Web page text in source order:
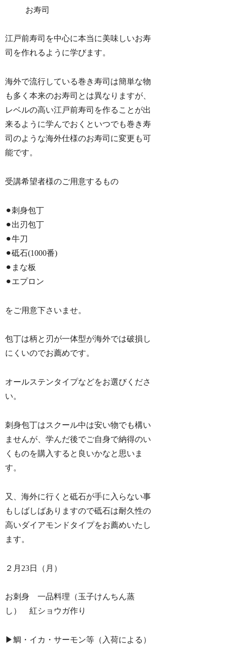
お寿司
江戸前寿司を中心に本当に美味しいお寿
司を作れるように学びます。
海外で流行している巻き寿司は簡単な物
も多く本来のお寿司とは異なりますが、
レベルの高い江戸前寿司を作ることが出
来るように学んでおくといつでも巻き寿
司のような海外仕様のお寿司に変更も可
能です。
受講希望者様のご用意するもの
⚫︎刺身包丁
⚫︎出刃包丁
⚫︎牛刀
⚫︎砥石(1000番)
⚫︎まな板
⚫︎エプロン
をご用意下さいませ。
包丁は柄と刃が一体型が海外では破損し
にくいのでお薦めです。
オールステンタイプなどをお選びくださ
い。
刺身包丁はスクール中は安い物でも構い
ませんが、学んだ後でご自身で納得のい
くものを購入すると良いかなと思いま
す。
又、海外に行くと砥石が手に入らない事
もしばしばありますので砥石は耐久性の
高いダイアモンドタイプをお薦めいたし
ます。
２月23日（月）
お刺身 一品料理（玉子けんちん蒸
し） 紅ショウガ作り
▶︎鯛・イカ・サーモン等（入荷による）